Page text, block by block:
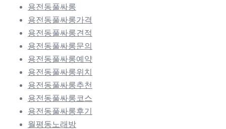
용전동풀싸롱
용전동풀싸롱가격
용전동풀싸롱견적
용전동풀싸롱문의
용전동풀싸롱예약
용전동풀싸롱위치
용전동풀싸롱추천
용전동풀싸롱코스
용전동풀싸롱후기
월평동노래방